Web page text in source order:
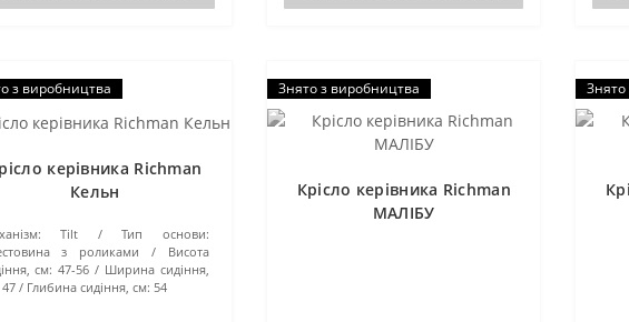
з виробництва
керівника Richman
Кельн
Tilt
Тип основи:
з роликами
Висота
см: 47-56
Ширина сидіння,
47 Глибина сидіння, см: 54
Знято з виробництва
Крісло керівника Richman
МАЛІБУ